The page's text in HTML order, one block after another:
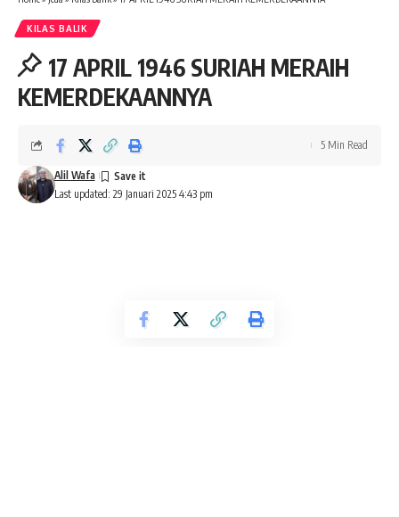
KILAS BALIK
17 APRIL 1946 SURIAH MERAIH
KEMERDEKAANNYA
Last updated: 29 Januari 2025 4:43 pm
Alil Wafa
5 Min Read